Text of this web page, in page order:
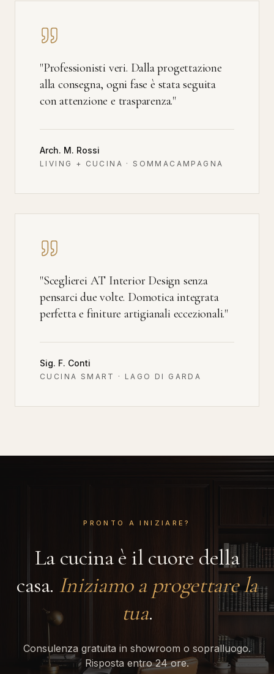
"Professionisti veri. Dalla progettazione
alla consegna, ogni fase è stata seguita
con attenzione e trasparenza."
Arch. M. Rossi
LIVING + CUCINA · SOMMACAMPAGNA
"Sceglierei AT Interior Design senza
pensarci due volte. Domotica integrata
perfetta e finiture artigianali eccezionali."
Sig. F. Conti
CUCINA SMART · LAGO DI GARDA
PRONTO A INIZIARE?
La cucina è il cuore della
casa. Iniziamo a progettare la
tua.
Consulenza gratuita in showroom o sopralluogo.
Risposta entro 24 ore.